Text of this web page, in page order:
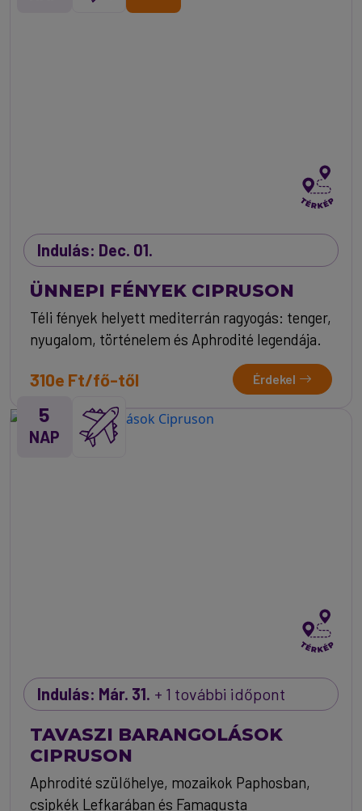
Indulás: Dec. 01.
ÜNNEPI FÉNYEK CIPRUSON
Téli fények helyett mediterrán ragyogás: tenger,
nyugalom, történelem és Aphrodité legendája.
310e Ft/fő-től Érdekel
5
NAP
Indulás: Már. 31. + 1 további időpont
TAVASZI BARANGOLÁSOK
CIPRUSON
Aphrodité szülőhelye, mozaikok Paphosban,
csipkék Lefkarában és Famagusta